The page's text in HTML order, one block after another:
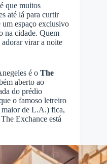
que muitos
até lá para curtir
um espaço exclusivo
na cidade. Quem
virar a noite
é o The
aberto ao
do prédio
o famoso letreiro
maior de L.A.) fica,
Exchance está